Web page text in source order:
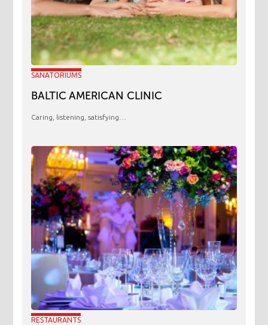
SANATORIUMS
BALTIC AMERICAN CLINIC
Caring, listening, satisfying…
RESTAURANTS